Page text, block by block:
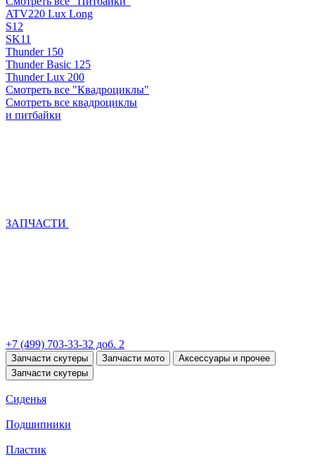
ATV220 Lux Long
S12
SK11
Thunder 150
Thunder Basic 125
Thunder Lux 200
Смотреть все "Квадроциклы"
Смотреть все квадроциклы
и питбайки
ЗАПЧАСТИ
+7 (499) 703-33-32 доб. 2
Запчасти скутеры Запчасти мото
Аксессуары и прочее
Запчасти скутеры
Сиденья
Подшипники
Пластик